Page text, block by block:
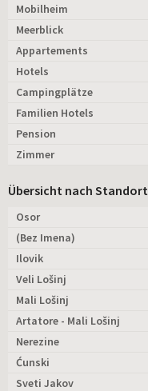
Mobilheim
Meerblick
Appartements
Hotels
Campingplätze
Familien Hotels
Pension
Zimmer
Übersicht nach Standort
Osor
(Bez Imena)
Ilovik
Veli Lošinj
Mali Lošinj
Artatore - Mali Lošinj
Nerezine
Ćunski
Sveti Jakov